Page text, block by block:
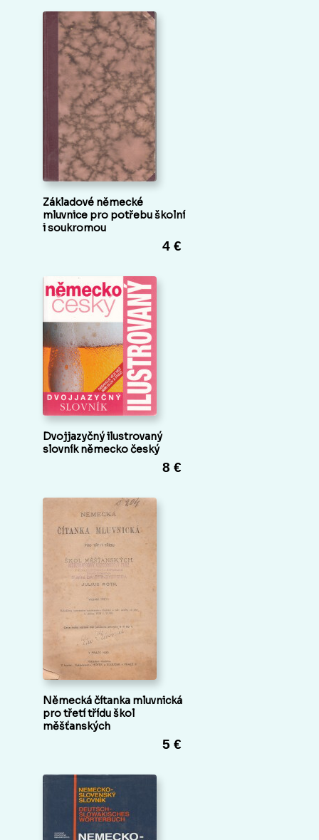
Základové německé
mluvnice pro potřebu školní
i soukromou
4 €
Dvojjazyčný ilustrovaný
slovník německo český
8 €
Německá čítanka mluvnická
pro třetí třídu škol
měšťanských
5 €